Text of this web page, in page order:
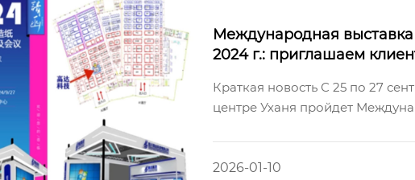
Международная
2024 г.: приглашаем
Краткая новость С 25 по 27
центре Уханя пройдет
2026-01-10